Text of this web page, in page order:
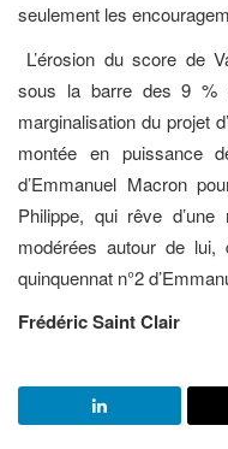
seulement les
L’érosion du score de
sous la barre des 9 %
marginalisation du projet
montée en puissance
d’Emmanuel Macron
Philippe, qui rêve
modérées autour de lui,
quinquennat n°2
Frédéric Saint Clair